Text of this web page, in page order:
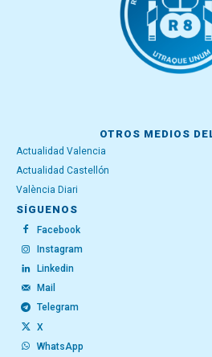
OTROS MEDIOS
Actualidad Valencia
Actualidad Castellón
València Diari
SÍGUENOS
Facebook
Instagram
Linkedin
Mail
Telegram
X
WhatsApp